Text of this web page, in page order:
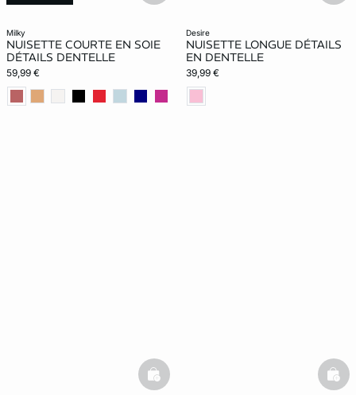
milky
NUISETTE COURTE EN SOIE
DÉTAILS DENTELLE
59,99 €
desire
NUISETTE LONGUE DÉTAILS
EN DENTELLE
39,99 €
basketfull